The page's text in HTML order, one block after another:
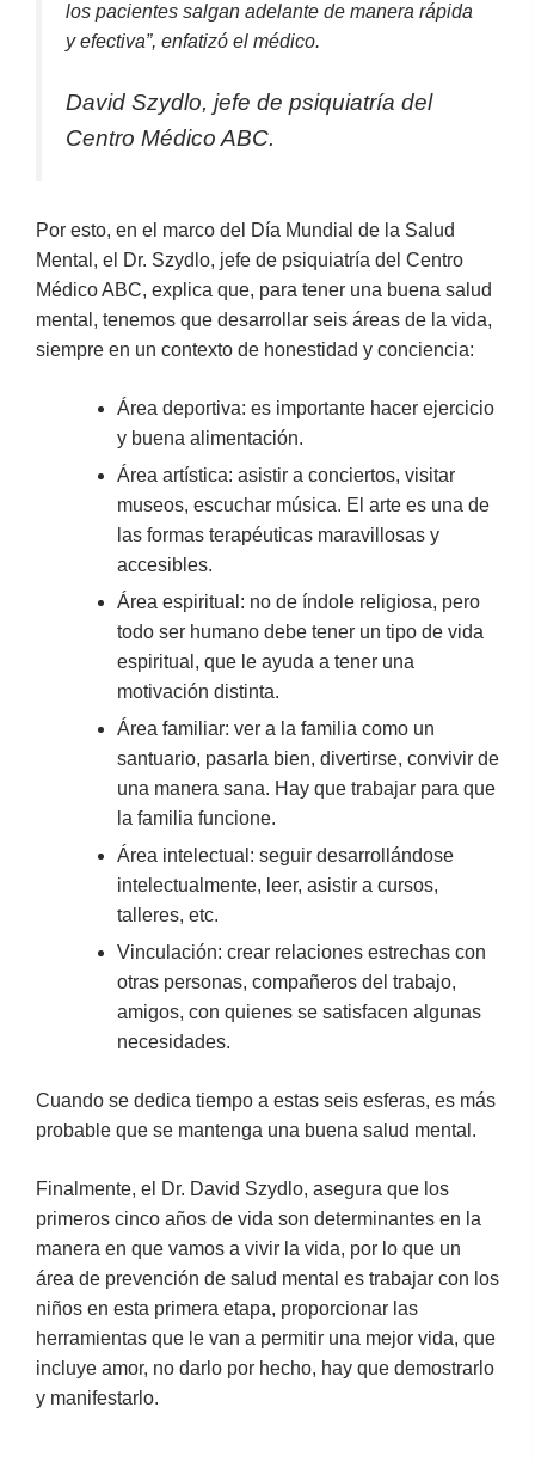
los pacientes salgan adelante de manera rápida
y efectiva”, enfatizó el médico.
David Szydlo, jefe de psiquiatría del
Centro Médico ABC.
Por esto, en el marco del Día Mundial de la Salud
Mental, el Dr. Szydlo, jefe de psiquiatría del Centro
Médico ABC, explica que, para tener una buena salud
mental, tenemos que desarrollar seis áreas de la vida,
siempre en un contexto de honestidad y conciencia:
Área deportiva: es importante hacer ejercicio
y buena alimentación.
Área artística: asistir a conciertos, visitar
museos, escuchar música. El arte es una de
las formas terapéuticas maravillosas y
accesibles.
Área espiritual: no de índole religiosa, pero
todo ser humano debe tener un tipo de vida
espiritual, que le ayuda a tener una
motivación distinta.
Área familiar: ver a la familia como un
santuario, pasarla bien, divertirse, convivir de
una manera sana. Hay que trabajar para que
la familia funcione.
Área intelectual: seguir desarrollándose
intelectualmente, leer, asistir a cursos,
talleres, etc.
Vinculación: crear relaciones estrechas con
otras personas, compañeros del trabajo,
amigos, con quienes se satisfacen algunas
necesidades.
Cuando se dedica tiempo a estas seis esferas, es más
probable que se mantenga una buena salud mental.
Finalmente, el Dr. David Szydlo, asegura que los
primeros cinco años de vida son determinantes en la
manera en que vamos a vivir la vida, por lo que un
área de prevención de salud mental es trabajar con los
niños en esta primera etapa, proporcionar las
herramientas que le van a permitir una mejor vida, que
incluye amor, no darlo por hecho, hay que demostrarlo
y manifestarlo.